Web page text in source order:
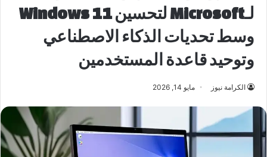
لـMicrosoft لتحسين Windows 11
وسط تحديات الذكاء الاصطناعي
وتوحيد قاعدة المستخدمين
الكرامة نيوز مايو 14, 2026